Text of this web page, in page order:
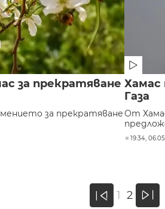
за прекратяване
за прекратяване
Хамас
Газа
От
19:34,
« 1 2 »